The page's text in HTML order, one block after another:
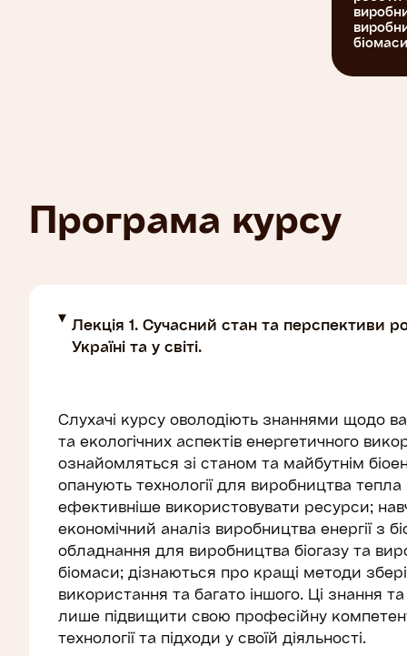
Програма курсу
Лекція 1. Сучасний стан та перспективи
Україні та у світі.
Слухачі курсу оволодіють знаннями щодо
та екологічних аспектів енергетичного
ознайомляться зі станом та майбутнім
опанують технології для виробництва
ефективніше використовувати ресурси;
економічний аналіз виробництва енергії з
обладнання для виробництва біогазу та
біомаси; дізнаються про кращі методи
використання та багато іншого. Ці знання
лише підвищити свою професійну
технології та підходи у своїй діяльності.